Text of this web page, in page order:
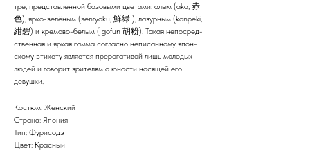
тре, представленной базовыми цветами: алым (aka, 赤
色), ярко-зелёным (senryoku, 鮮緑 ), лазурным (konpeki,
紺碧) и кремово-белым ( gofun 胡粉). Такая непосред-
ственная и яркая гамма согласно неписанному япон-
скому этикету является прерогативой лишь молодых
людей и говорит зрителям о юности носящей его
девушки.
Костюм: Женский
Страна: Япония
Тип: Фурисодэ
Цвет: Красный